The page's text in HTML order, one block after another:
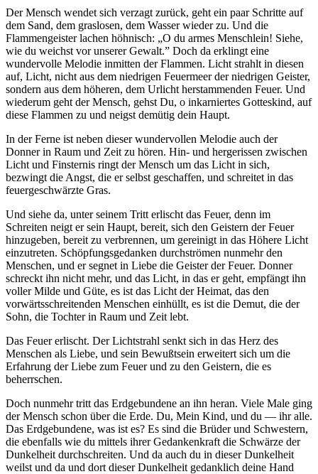
Der Mensch wendet sich verzagt zurück, geht ein paar Schritte auf
dem Sand, dem graslosen, dem Wasser wieder zu. Und die
Flammengeister lachen höhnisch: „O du armes Menschlein! Siehe,
wie du weichst vor unserer Gewalt.” Doch da erklingt eine
wundervolle Melodie inmitten der Flammen. Licht strahlt in diesen
auf, Licht, nicht aus dem niedrigen Feuermeer der niedrigen Geister,
sondern aus dem höheren, dem Urlicht herstammenden Feuer. Und
wiederum geht der Mensch, gehst Du, o inkarniertes Gotteskind, auf
diese Flammen zu und neigst demütig dein Haupt.
In der Ferne ist neben dieser wundervollen Melodie auch der
Donner in Raum und Zeit zu hören. Hin- und hergerissen zwischen
Licht und Finsternis ringt der Mensch um das Licht in sich,
bezwingt die Angst, die er selbst geschaffen, und schreitet in das
feuergeschwärzte Gras.
Und siehe da, unter seinem Tritt erlischt das Feuer, denn im
Schreiten neigt er sein Haupt, bereit, sich den Geistern der Feuer
hinzugeben, bereit zu verbrennen, um gereinigt in das Höhere Licht
einzutreten. Schöpfungsgedanken durchströmen nunmehr den
Menschen, und er segnet in Liebe die Geister der Feuer. Donner
schreckt ihn nicht mehr, und das Licht, in das er geht, empfängt ihn
voller Milde und Güte, es ist das Licht der Heimat, das den
vorwärtsschreitenden Menschen einhüllt, es ist die Demut, die der
Sohn, die Tochter in Raum und Zeit lebt.
Das Feuer erlischt. Der Lichtstrahl senkt sich in das Herz des
Menschen als Liebe, und sein Bewußtsein erweitert sich um die
Erfahrung der Liebe zum Feuer und zu den Geistern, die es
beherrschen.
Doch nunmehr tritt das Erdgebundene an ihn heran. Viele Male ging
der Mensch schon über die Erde. Du, Mein Kind, und du — ihr alle.
Das Erdgebundene, was ist es? Es sind die Brüder und Schwestern,
die ebenfalls wie du mittels ihrer Gedankenkraft die Schwärze der
Dunkelheit durchschreiten. Und da auch du in dieser Dunkelheit
weilst und da und dort dieser Dunkelheit gedanklich deine Hand